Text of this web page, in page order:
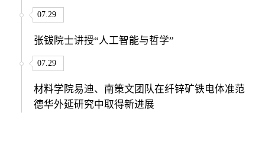
07.29
张钹院士讲授“人工智能与哲学”
07.29
材料学院易迪、南策文团队在纤锌矿铁电体准范
德华外延研究中取得新进展